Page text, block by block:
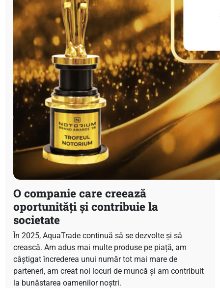
O companie care creează
oportunități și contribuie la
societate
În 2025, AquaTrade continuă să se dezvolte și să
crească. Am adus mai multe produse pe piață, am
câștigat încrederea unui număr tot mai mare de
parteneri, am creat noi locuri de muncă și am contribuit
la bunăstarea oamenilor noștri.